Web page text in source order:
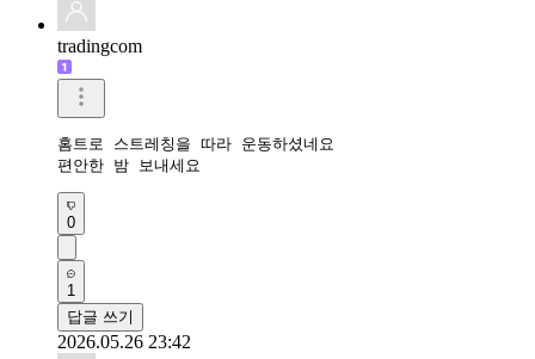
tradingcom
홈트로 스트레칭을 따라 운동하셨네요
편안한 밤 보내세요
0
1
답글 쓰기
2026.05.26 23:42